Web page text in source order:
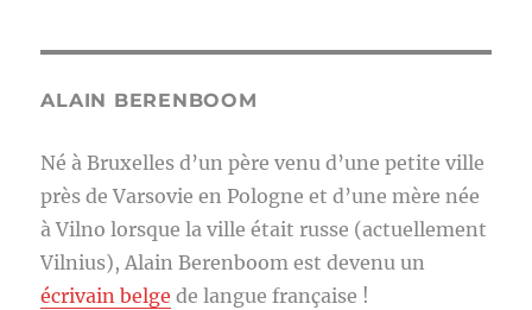
ALAIN BERENBOOM
Né à Bruxelles d’un père venu d’une petite ville
près de Varsovie en Pologne et d’une mère née
à Vilno lorsque la ville était russe (actuellement
Vilnius), Alain Berenboom est devenu un
écrivain belge de langue française !